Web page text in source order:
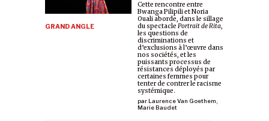
NOS PARTENAIRES
GRAND ANGLE
parLaurence Van Goethem,
Marie Baudet
Cette rencontre entre
Bwanga Pilipili et Noria
Ouali aborde, dans le sillage
du spectacle Portrait de Rita,
les questions de
discriminations et
d’exclusions à l’œuvre dans
nos sociétés, et les
puissants processus de
résistances déployés par
certaines femmes pour
tenter de contrer le racisme
systémique.